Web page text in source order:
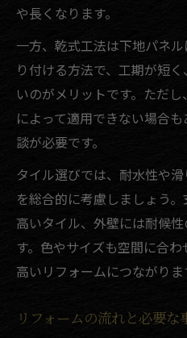
や長くなります。
一方、乾式工法は下地パネ
り付ける方法で、工期が短
いのがメリットです。ただ
によって適用できない場合
談が必要です。
タイル選びでは、耐水性や
を総合的に考慮しましょう
高いタイル、外壁には耐候
す。色やサイズも空間に合
高いリフォームにつながりま
リフォームの流れと必要な